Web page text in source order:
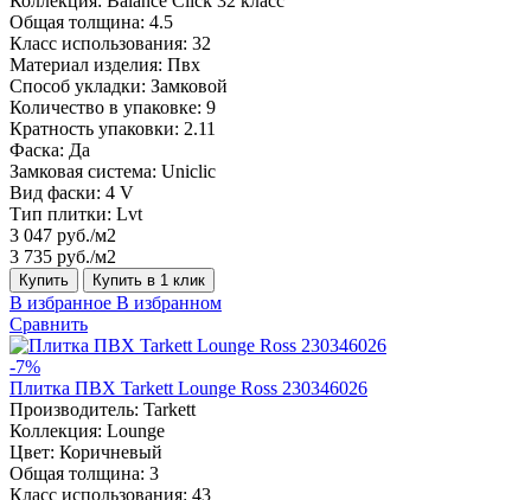
Общая толщина: 4.5
Класс использования: 32
Материал изделия: Пвх
Способ укладки: Замковой
Количество в упаковке: 9
Кратность упаковки: 2.11
Фаска: Да
Замковая система: Uniclic
Вид фаски: 4 V
Тип плитки: Lvt
3 047 руб./м2
3 735 руб./м2
Купить Купить в 1 клик
В избранное В избранном
Сравнить
-7%
Плитка ПВХ Tarkett Lounge Ross 230346026
Производитель: Tarkett
Коллекция: Lounge
Цвет: Коричневый
Общая толщина: 3
Класс использования: 43